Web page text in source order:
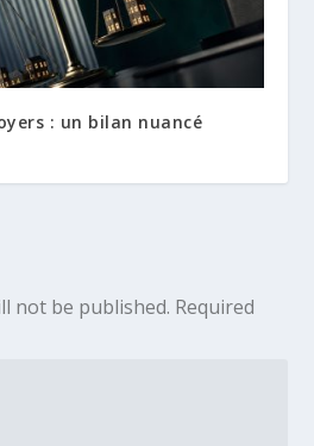
: un bilan nuancé
not be published. Required